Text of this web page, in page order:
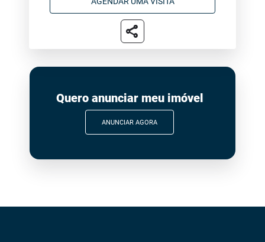
share
Quero anunciar meu imóvel
ANUNCIAR AGORA